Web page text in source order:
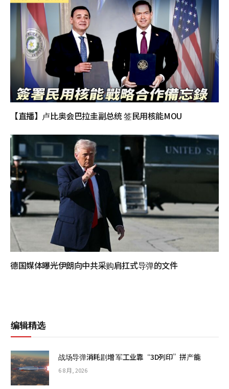
【直播】卢比奥会巴拉圭副总统 签民用核能MOU
德国媒体曝光伊朗向中共采购肩扛式导弹的文件
编辑精选
战场导弹消耗剧增 军工业靠“3D列印”拼产能
6 8 月, 2026